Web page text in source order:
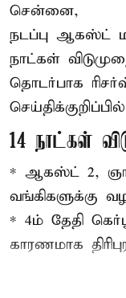
சென்னை,
நடப்பு ஆகஸ்ட்
நாட்கள்
தொடர்பாக
14 நாட்கள்
* ஆகஸ்ட் 2,
வங்கிகளுக்கு
* 4ம் தேதி
காரணமாக